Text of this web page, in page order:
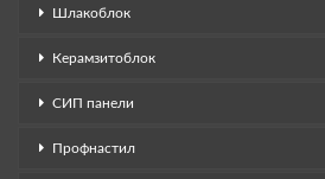
Шлакоблок
Керамзитоблок
СИП панели
Профнастил